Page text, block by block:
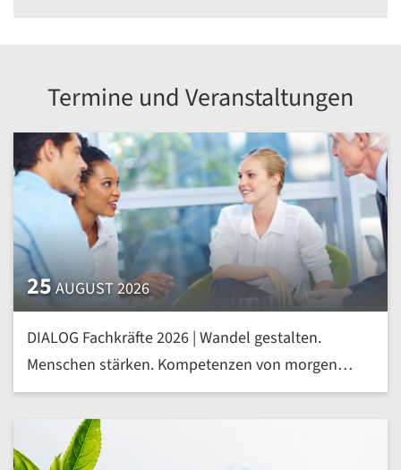
Termine und Veranstaltungen
25AUGUST 2026
DIALOG Fachkräfte 2026 | Wandel gestalten.
Menschen stärken. Kompetenzen von morgen
heute entwickeln | mehr »